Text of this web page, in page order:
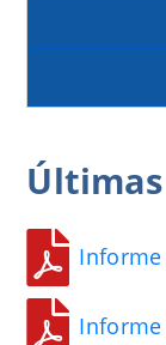
Últimas
Informe
Informe